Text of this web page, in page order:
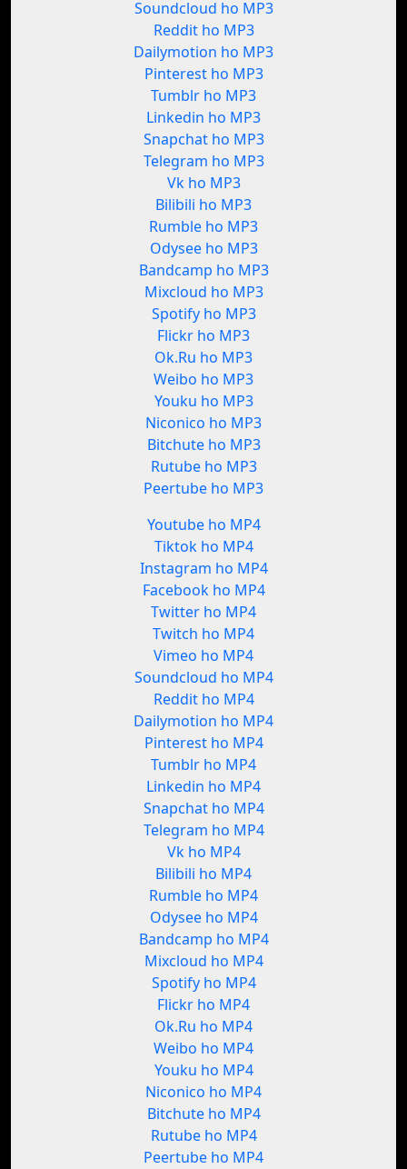
Soundcloud ho MP3
Reddit ho MP3
Dailymotion ho MP3
Pinterest ho MP3
Tumblr ho MP3
Linkedin ho MP3
Snapchat ho MP3
Telegram ho MP3
Vk ho MP3
Bilibili ho MP3
Rumble ho MP3
Odysee ho MP3
Bandcamp ho MP3
Mixcloud ho MP3
Spotify ho MP3
Flickr ho MP3
Ok.Ru ho MP3
Weibo ho MP3
Youku ho MP3
Niconico ho MP3
Bitchute ho MP3
Rutube ho MP3
Peertube ho MP3
Youtube ho MP4
Tiktok ho MP4
Instagram ho MP4
Facebook ho MP4
Twitter ho MP4
Twitch ho MP4
Vimeo ho MP4
Soundcloud ho MP4
Reddit ho MP4
Dailymotion ho MP4
Pinterest ho MP4
Tumblr ho MP4
Linkedin ho MP4
Snapchat ho MP4
Telegram ho MP4
Vk ho MP4
Bilibili ho MP4
Rumble ho MP4
Odysee ho MP4
Bandcamp ho MP4
Mixcloud ho MP4
Spotify ho MP4
Flickr ho MP4
Ok.Ru ho MP4
Weibo ho MP4
Youku ho MP4
Niconico ho MP4
Bitchute ho MP4
Rutube ho MP4
Peertube ho MP4